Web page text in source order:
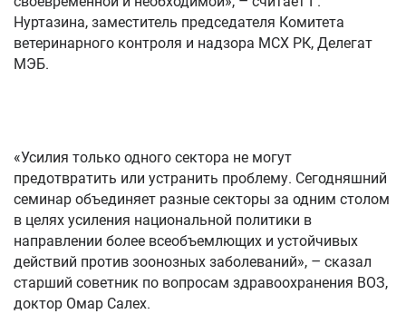
Нуртазина, заместитель председателя Комитета
ветеринарного контроля и надзора МСХ РК, Делегат
МЭБ.
«Усилия только одного сектора не могут
предотвратить или устранить проблему. Сегодняшний
семинар объединяет разные секторы за одним столом
в целях усиления национальной политики в
направлении более всеобъемлющих и устойчивых
действий против зоонозных заболеваний», – сказал
старший советник по вопросам здравоохранения ВОЗ,
доктор Омар Салех.